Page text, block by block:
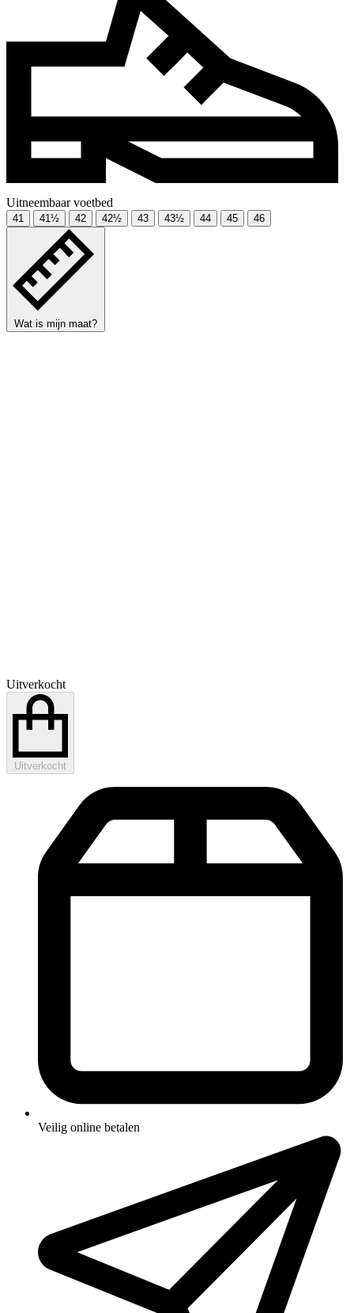
Uitneembaar voetbed
41 41½ 42 42½ 43 43½ 44 45 46
Wat is mijn maat?
Uitverkocht
Uitverkocht
Veilig online betalen